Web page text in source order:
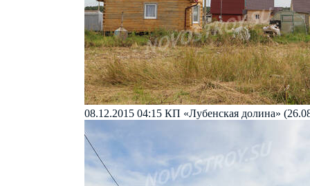
08.12.2015 04:15 КП «Лубенская долина»